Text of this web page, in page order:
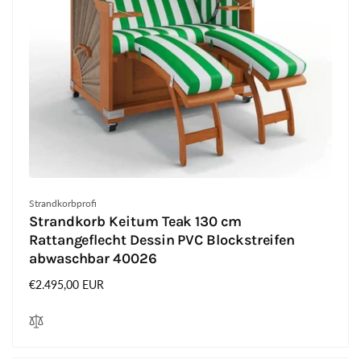
Anbieter:
Strandkorbprofi
Strandkorb Keitum Teak 130 cm
Rattangeflecht Dessin PVC Blockstreifen
abwaschbar 40026
Normaler
€2.495,00 EUR